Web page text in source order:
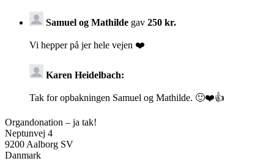
Samuel og Mathilde gav 250 kr.
Vi hepper på jer hele vejen ❤️
Karen Heidelbach:
Tak for opbakningen Samuel og Mathilde. 🙂❤️👍
Organdonation – ja tak!
Neptunvej 4
9200 Aalborg SV
Danmark